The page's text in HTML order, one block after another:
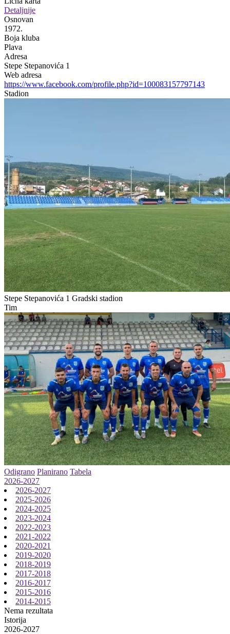
Detaljnije
Osnovan
1972.
Boja kluba
Plava
Adresa
Stepe Stepanovića 1
Web adresa
https://www.facebook.com/profile.php?id=100083157797143
Stadion
Stepe Stepanovića 1 Gradski stadion
Tim
Odigrano Planirano Tabela
2026-2027
2026-2027
2025-2026
2024-2025
2023-2024
2022-2023
2021-2022
2020-2021
2019-2020
2018-2019
2017-2018
2016-2017
2015-2016
2014-2015
Nema rezultata
Istorija
2026-2027